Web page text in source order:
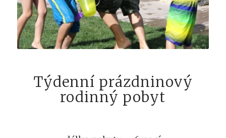
Týdenní prázdninový
rodinný pobyt